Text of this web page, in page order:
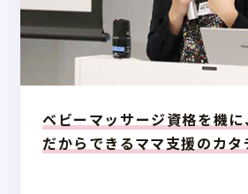
ベビーマッサージ資格を機
だからできるママ支援のカタ